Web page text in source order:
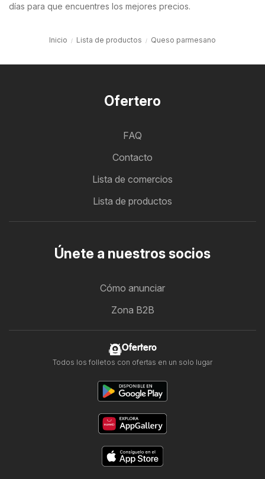
días para que encuentres los mejores precios.
Inicio Lista de productos Queso parmesano
Ofertero
FAQ
Contacto
Lista de comercios
Lista de productos
Únete a nuestros socios
Cómo anunciar
Zona B2B
Ofertero
Todos los folletos con ofertas en un solo lugar